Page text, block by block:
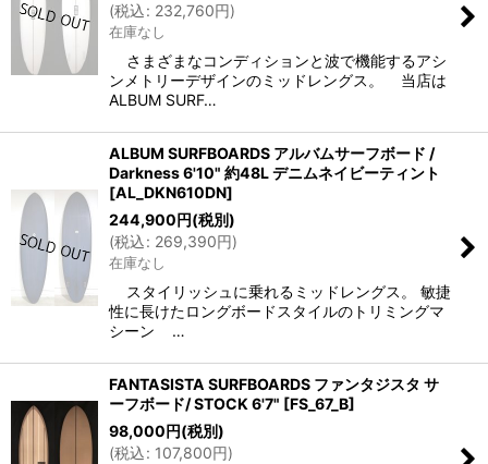
(税込: 232,760円)
在庫なし
さまざまなコンディションと波で機能するアシ
ンメトリーデザインのミッドレングス。 当店は
ALBUM SURF…
ALBUM SURFBOARDS アルバムサーフボード /
Darkness 6'10" 約48L デニムネイビーティント
[AL_DKN610DN]
244,900円(税別)
(税込: 269,390円)
在庫なし
スタイリッシュに乗れるミッドレングス。 敏捷
性に長けたロングボードスタイルのトリミングマ
シーン …
FANTASISTA SURFBOARDS ファンタジスタ サ
ーフボード/ STOCK 6'7" [FS_67_B]
98,000円(税別)
(税込: 107,800円)